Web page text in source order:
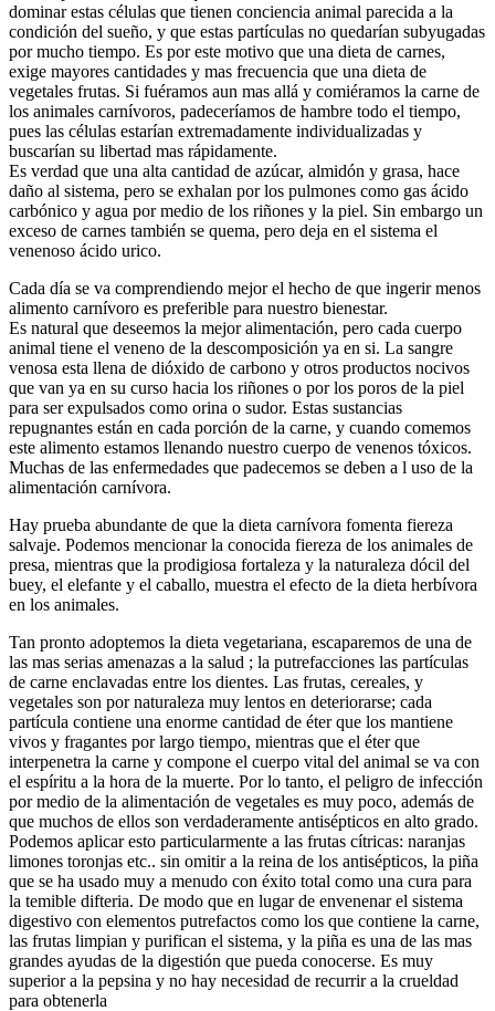
dominar estas células que tienen conciencia animal parecida a la
condición del sueño, y que estas partículas no quedarían subyugadas
por mucho tiempo. Es por este motivo que una dieta de carnes,
exige mayores cantidades y mas frecuencia que una dieta de
vegetales frutas. Si fuéramos aun mas allá y comiéramos la carne de
los animales carnívoros, padeceríamos de hambre todo el tiempo,
pues las células estarían extremadamente individualizadas y
buscarían su libertad mas rápidamente.
Es verdad que una alta cantidad de azúcar, almidón y grasa, hace
daño al sistema, pero se exhalan por los pulmones como gas ácido
carbónico y agua por medio de los riñones y la piel. Sin embargo un
exceso de carnes también se quema, pero deja en el sistema el
venenoso ácido urico.
Cada día se va comprendiendo mejor el hecho de que ingerir menos
alimento carnívoro es preferible para nuestro bienestar.
Es natural que deseemos la mejor alimentación, pero cada cuerpo
animal tiene el veneno de la descomposición ya en si. La sangre
venosa esta llena de dióxido de carbono y otros productos nocivos
que van ya en su curso hacia los riñones o por los poros de la piel
para ser expulsados como orina o sudor. Estas sustancias
repugnantes están en cada porción de la carne, y cuando comemos
este alimento estamos llenando nuestro cuerpo de venenos tóxicos.
Muchas de las enfermedades que padecemos se deben a l uso de la
alimentación carnívora.
Hay prueba abundante de que la dieta carnívora fomenta fiereza
salvaje. Podemos mencionar la conocida fiereza de los animales de
presa, mientras que la prodigiosa fortaleza y la naturaleza dócil del
buey, el elefante y el caballo, muestra el efecto de la dieta herbívora
en los animales.
Tan pronto adoptemos la dieta vegetariana, escaparemos de una de
las mas serias amenazas a la salud ; la putrefacciones las partículas
de carne enclavadas entre los dientes. Las frutas, cereales, y
vegetales son por naturaleza muy lentos en deteriorarse; cada
partícula contiene una enorme cantidad de éter que los mantiene
vivos y fragantes por largo tiempo, mientras que el éter que
interpenetra la carne y compone el cuerpo vital del animal se va con
el espíritu a la hora de la muerte. Por lo tanto, el peligro de infección
por medio de la alimentación de vegetales es muy poco, además de
que muchos de ellos son verdaderamente antisépticos en alto grado.
Podemos aplicar esto particularmente a las frutas cítricas: naranjas
limones toronjas etc.. sin omitir a la reina de los antisépticos, la piña
que se ha usado muy a menudo con éxito total como una cura para
la temible difteria. De modo que en lugar de envenenar el sistema
digestivo con elementos putrefactos como los que contiene la carne,
las frutas limpian y purifican el sistema, y la piña es una de las mas
grandes ayudas de la digestión que pueda conocerse. Es muy
superior a la pepsina y no hay necesidad de recurrir a la crueldad
para obtenerla